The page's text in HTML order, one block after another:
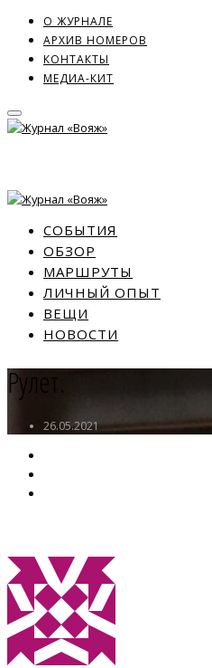
О ЖУРНАЛЕ
АРХИВ НОМЕРОВ
КОНТАКТЫ
МЕДИА-КИТ
СОБЫТИЯ
ОБЗОР
МАРШРУТЫ
ЛИЧНЫЙ ОПЫТ
ВЕЩИ
НОВОСТИ
Рулет.
26.05.2021